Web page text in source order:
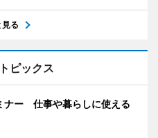
見る
ピックス
ナー 仕事や暮らしに使える